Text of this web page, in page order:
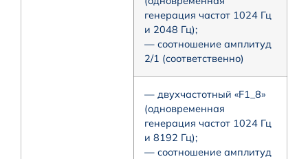
генерация частот 1024 Гц
и 2048 Гц);
— соотношение амплитуд
2/1 (соответственно)
— двухчастотный «F1_8»
(одновременная
генерация частот 1024 Гц
и 8192 Гц);
— соотношение амплитуд